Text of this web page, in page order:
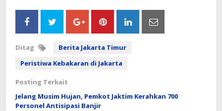
Ditag
Berita Jakarta Timur
Peristiwa Kebakaran di Jakarta
Posting Terkait
Jelang Musim Hujan, Pemkot Jaktim Kerahkan 700
Personel Antisipasi Banjir